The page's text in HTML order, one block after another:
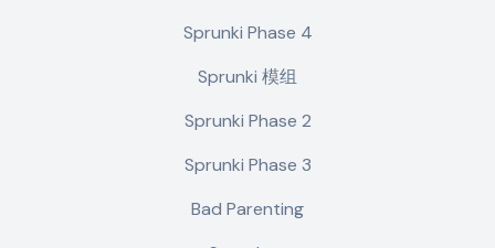
Sprunki Phase 4
Sprunki 模组
Sprunki Phase 2
Sprunki Phase 3
Bad Parenting